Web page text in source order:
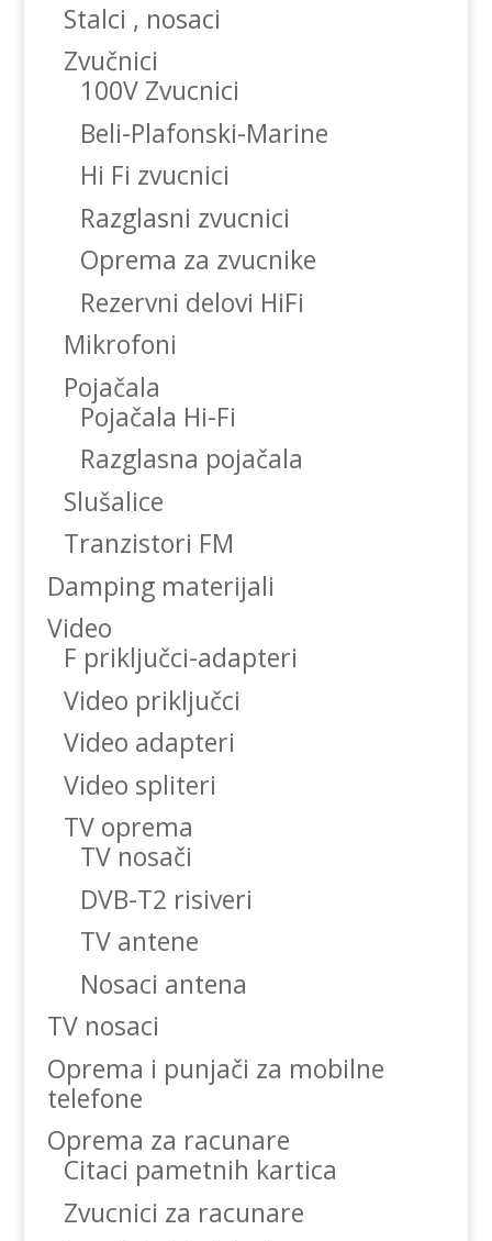
Stalci , nosaci
Zvučnici
100V Zvucnici
Beli-Plafonski-Marine
Hi Fi zvucnici
Razglasni zvucnici
Oprema za zvucnike
Rezervni delovi HiFi
Mikrofoni
Pojačala
Pojačala Hi-Fi
Razglasna pojačala
Slušalice
Tranzistori FM
Damping materijali
Video
F priključci-adapteri
Video priključci
Video adapteri
Video spliteri
TV oprema
TV nosači
DVB-T2 risiveri
TV antene
Nosaci antena
TV nosaci
Oprema i punjači za mobilne
telefone
Oprema za racunare
Citaci pametnih kartica
Zvucnici za racunare